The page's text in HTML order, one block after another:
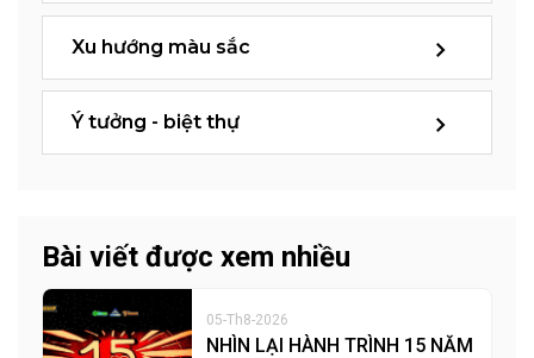
Xu hướng màu sắc
Ý tưởng - biệt thự
Bài viết được xem nhiều
05-Th8-2026
NHÌN LẠI HÀNH TRÌNH 15 NĂM